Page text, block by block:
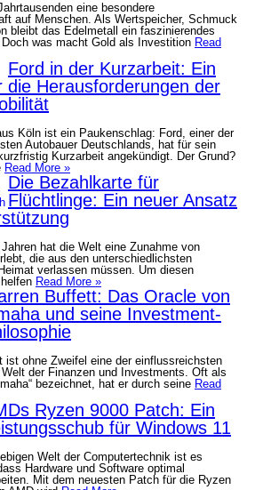
eine besondere
auf Menschen. Als Wertspeicher, Schmuck
bleibt das Edelmetall ein faszinierendes
was macht Gold als Investition Read
Ford in der Kurzarbeit: Ein
die Herausforderungen der
Köln ist ein Paukenschlag: Ford, einer der
Autobauer Deutschlands, hat für sein
Kurzarbeit angekündigt. Der Grund?
Read More »
Die Bezahlkarte für
Flüchtlinge: Ein neuer Ansatz
hat die Welt eine Zunahme von
die aus den unterschiedlichsten
verlassen müssen. Um diesen
Read More »
Buffett: Das Oracle von
und seine Investment-
ist ohne Zweifel eine der einflussreichsten
Welt der Finanzen und Investments. Oft als
bezeichnet, hat er durch seine Read
Ryzen 9000 Patch: Ein
für Windows 11
Welt der Computertechnik ist es
Hardware und Software optimal
Mit dem neuesten Patch für die Ryzen